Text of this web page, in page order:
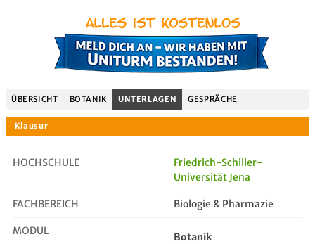
ÜBERSICHT BOTANIK UNTERLAGEN GESPRÄCHE
Klausur
HOCHSCHULE
Friedrich-Schiller-
Universität Jena
FACHBEREICH Biologie & Pharmazie
MODUL Botanik